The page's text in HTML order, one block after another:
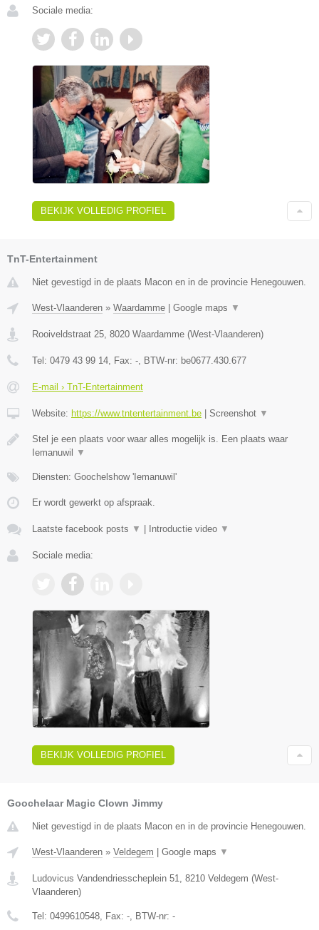
Sociale media:
BEKIJK VOLLEDIG PROFIEL
TnT-Entertainment
Niet gevestigd in de plaats Macon en in de provincie Henegouwen.
West-Vlaanderen » Waardamme Google maps ▼
Rooiveldstraat 25 8020 Waardamme (West-Vlaanderen)
Tel: 0479 43 99 14 , Fax: - , BTW-nr: be0677.430.677
E-mail › TnT-Entertainment
Website: https://www.tntentertainment.be Screenshot ▼
Stel je een plaats voor waar alles mogelijk is. Een plaats waar
Iemanuwil
▼
Diensten: Goochelshow 'Iemanuwil'
Er wordt gewerkt op afspraak.
Laatste facebook posts ▼ Introductie video ▼
Sociale media:
BEKIJK VOLLEDIG PROFIEL
Goochelaar Magic Clown Jimmy
Niet gevestigd in de plaats Macon en in de provincie Henegouwen.
West-Vlaanderen » Veldegem | Google maps ▼
Ludovicus Vandendriesscheplein 51 8210 Veldegem (West-
Vlaanderen)
Tel: 0499610548 , Fax: - , BTW-nr: -